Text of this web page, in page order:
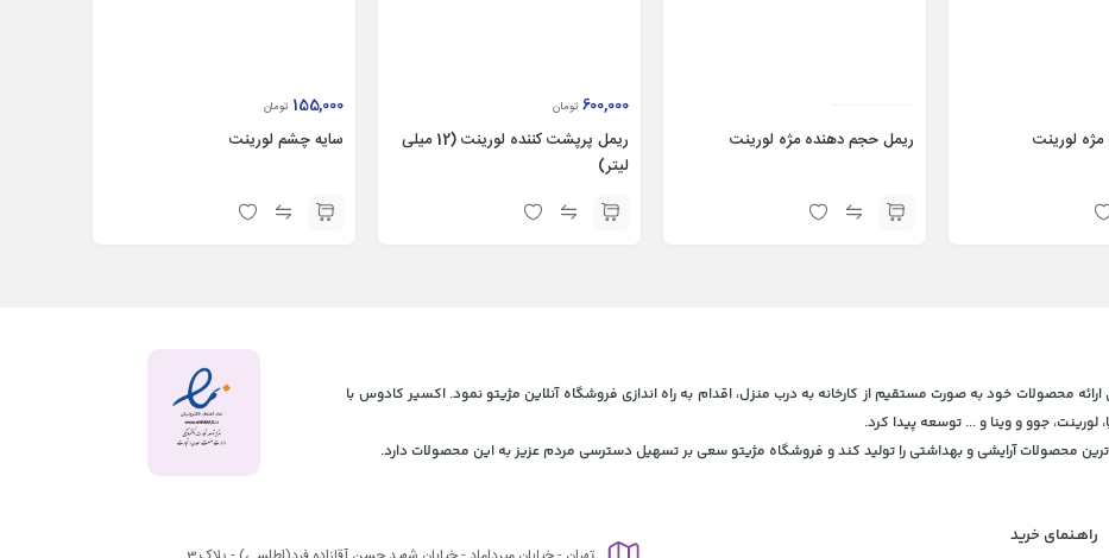
مژه لورینت ریمل حجم دهنده مژه لورینت
600,000 تومان
ریمل پرپشت کننده لورینت (12 میلی
لیتر)
155,000 تومان
سایه چشم لورینت
آرایشی و بهداشتی، برای ارائه محصولات خود به صورت مستقیم از کارخانه به درب منزل، اقدام به راه اندازی فروشگاه آنلاین مژیتو نمود. اکسیر کادوس با
لورینت، جوو و وینا و ... توسعه پیدا کرد.
محصولات آرایشی و بهداشتی را تولید کند و فروشگاه مژیتو سعی بر تسهیل دسترسی مردم عزیز به این محصولات دارد.
راهـنمای خرید